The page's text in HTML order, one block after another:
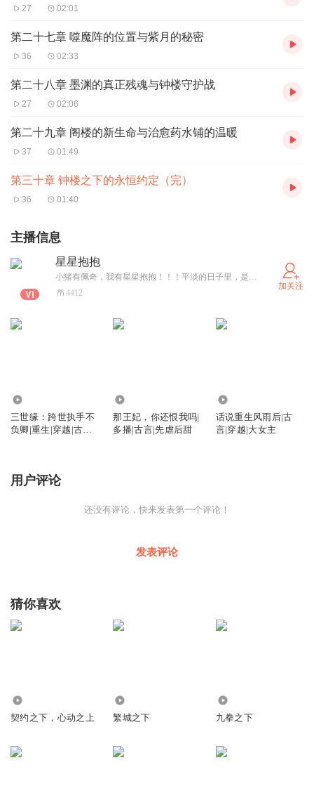
27 02:01
第二十七章 噬魔阵的位置与紫月的秘密
36 02:33
第二十八章 墨渊的真正残魂与钟楼守护战
27 02:06
第二十九章 阁楼的新生命与治愈药水铺的温暖
37 01:49
第三十章 钟楼之下的永恒约定（完）
36 01:40
主播信息
星星抱抱
小猪有佩奇，我有星星抱抱！！！平淡的日子里，是不是少些酸甜苦辣咸呢，来听听我为你展开的故事吧，书中自有颜如玉，书中自有黄金屋，让我来陪伴大家，看山河，品人生，星星抱抱在喜马拉雅等你哦！！！
4412
加关注
三世缘：跨世执手不
负卿|重生|穿越|古言|
那王妃，你还恨我吗|
多播|古言|先虐后甜
话说重生风雨后|古
言|穿越|大女主
用户评论
还没有评论，快来发表第一个评论！
发表评论
猜你喜欢
契约之下，心动之上 繁城之下 九拳之下